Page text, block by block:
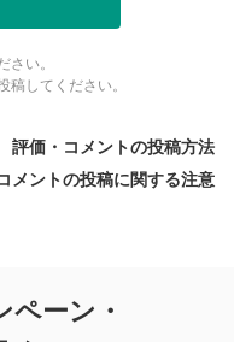
さい。
稿してください。
評価・コメントの投稿方法
メントの投稿に関する注意
注意
ペーン・